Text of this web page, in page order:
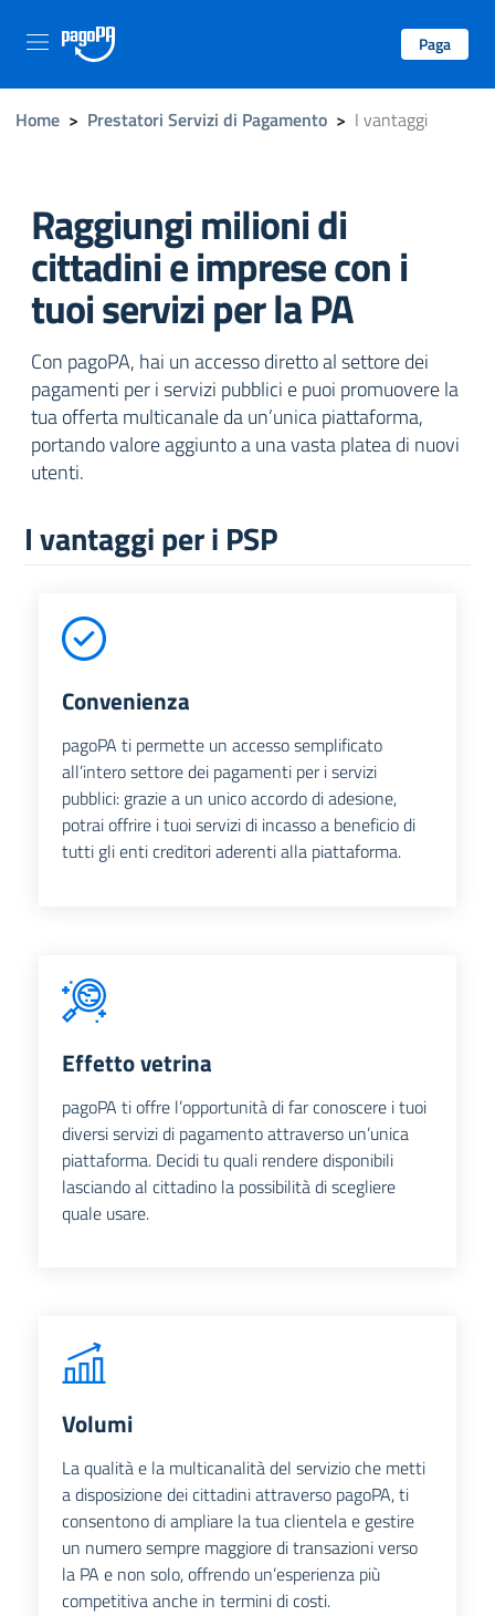
Paga
Home > Prestatori Servizi di Pagamento > I vantaggi
Raggiungi milioni di
cittadini e imprese con i
tuoi servizi per la PA
Con pagoPA, hai un accesso diretto al settore dei
pagamenti per i servizi pubblici e puoi promuovere la
tua offerta multicanale da un’unica piattaforma,
portando valore aggiunto a una vasta platea di nuovi
utenti.
I vantaggi per i PSP
Convenienza
pagoPA ti permette un accesso semplificato
all’intero settore dei pagamenti per i servizi
pubblici: grazie a un unico accordo di adesione,
potrai offrire i tuoi servizi di incasso a beneficio di
tutti gli enti creditori aderenti alla piattaforma.
Effetto vetrina
pagoPA ti offre l’opportunità di far conoscere i tuoi
diversi servizi di pagamento attraverso un’unica
piattaforma. Decidi tu quali rendere disponibili
lasciando al cittadino la possibilità di scegliere
quale usare.
Volumi
La qualità e la multicanalità del servizio che metti
a disposizione dei cittadini attraverso pagoPA, ti
consentono di ampliare la tua clientela e gestire
un numero sempre maggiore di transazioni verso
la PA e non solo, offrendo un’esperienza più
competitiva anche in termini di costi.